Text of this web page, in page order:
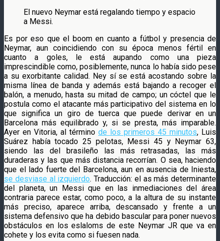
El nuevo Neymar está regalando tiempo y espacio
a Messi.
Es por eso que el boom en cuanto a fútbol y presencia de
Neymar, aun coincidiendo con su época menos fértil en
cuanto a goles, le está aupando como una pieza
imprescindible como, posiblemente, nunca lo había sido pese
a su exorbitante calidad. Ney sí se está acostando sobre la
misma línea de banda y además está bajando a recoger el
balón, a menudo, hasta su mitad de campo; un cóctel que le
postula como el atacante más participativo del sistema en lo
que significa un giro de tuerca que puede derivar en un
Barcelona más equilibrado y, si se presta, más imparable.
Ayer en Vitoria, al término de los primeros 45 minutos, Luis
Suárez había tocado 25 pelotas, Messi 45 y Neymar 63,
siendo las del brasileño las más retrasadas, las más
duraderas y las que más distancia recorrían. O sea, haciendo
que el lado fuerte del Barcelona, aun en ausencia de Iniesta,
se desviase al izquierdo. Traducción: el as más determinante
del planeta, un Messi que en las inmediaciones del área
contraria parece estar, como poco, a la altura de su instante
más preciso, aparece arriba, descansado y frente a un
sistema defensivo que ha debido bascular para poner nuevos
obstáculos en los eslaloms de este Neymar JR que va en
cohete y los evita como si fuesen nada.